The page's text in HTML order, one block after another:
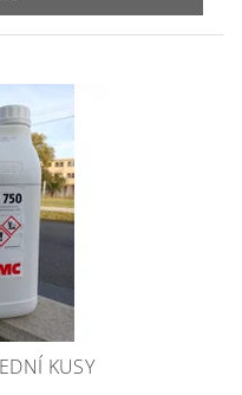
KUSY